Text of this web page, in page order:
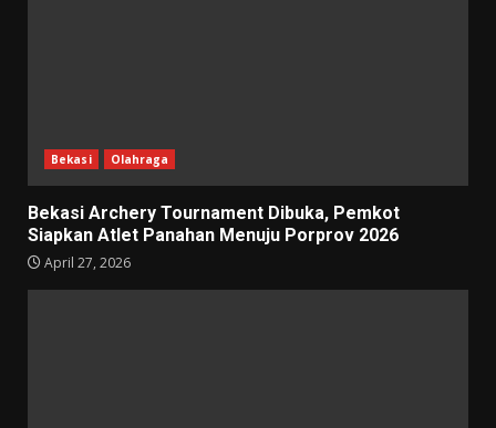
Bekasi Olahraga
Bekasi Archery Tournament Dibuka, Pemkot
Siapkan Atlet Panahan Menuju Porprov 2026
April 27, 2026